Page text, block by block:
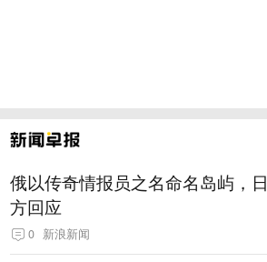
俄以传奇情报员之名命名岛屿，日
方回应
0 新浪新闻